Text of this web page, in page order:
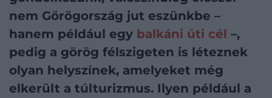
nem Görögország jut eszünkbe –
hanem például egy balkáni úti cél –,
pedig a görög félszigeten is léteznek
olyan helyszínek, amelyeket még
elkerült a túlturizmus. Ilyen például a